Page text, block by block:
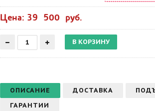
Цена: 39 500 руб.
ОПИСАНИЕ ДОСТАВКА
ГАРАНТИИ